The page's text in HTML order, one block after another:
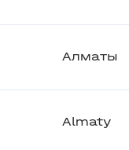
Алматы
Almaty